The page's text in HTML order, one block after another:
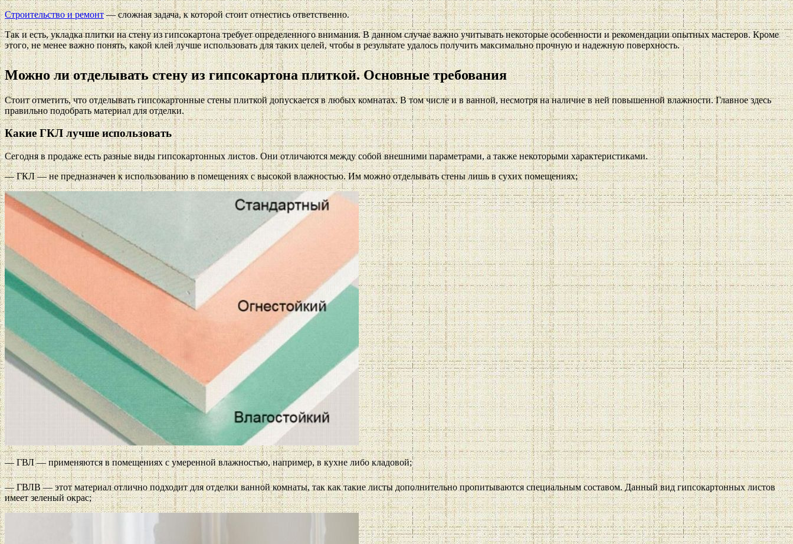
Строительство и ремонт— сложная задача, к которой стоит отнестись ответственно.
Так и есть, укладка плитки на стену из гипсокартона требует определенного внимания. В данном случае важно учитывать некоторые особенности и рекомендации опытных мастеров. Кроме
этого, не менее важно понять, какой клей лучше использовать для таких целей, чтобы в результате удалось получить максимально прочную и надежную поверхность.
Можно ли отделывать стену из гипсокартона плиткой. Основные требования
Стоит отметить, что отделывать гипсокартонные стены плиткой допускается в любых комнатах. В том числе и в ванной, несмотря на наличие в ней повышенной влажности. Главное здесь
правильно подобрать материал для отделки.
Какие ГКЛ лучше использовать
Сегодня в продаже есть разные виды гипсокартонных листов. Они отличаются между собой внешними параметрами, а также некоторыми характеристиками.
— ГКЛ — не предназначен к использованию в помещениях с высокой влажностью. Им можно отделывать стены лишь в сухих помещениях;
— ГВЛ — применяются в помещениях с умеренной влажностью, например, в кухне либо кладовой;
— ГВЛВ — этот материал отлично подходит для отделки ванной комнаты, так как такие листы дополнительно пропитываются специальным составом. Данный вид гипсокартонных листов
имеет зеленый окрас;